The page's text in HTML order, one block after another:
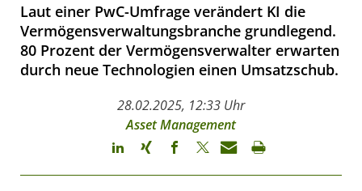
Laut einer PwC-Umfrage verändert KI die
Vermögensverwaltungsbranche grundlegend.
80 Prozent der Vermögensverwalter erwarten
durch neue Technologien einen Umsatzschub.
28.02.2025, 12:33 Uhr
Asset Management